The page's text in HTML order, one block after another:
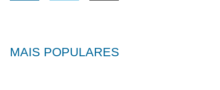
MAIS POPULARES